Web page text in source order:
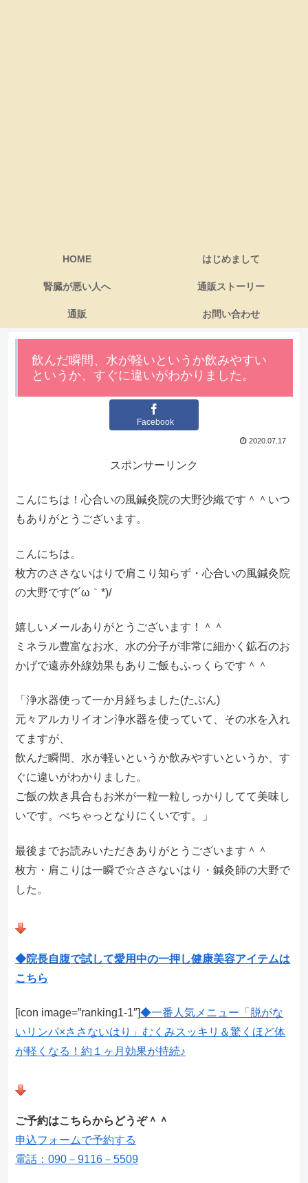
HOME はじめまして
腎臓が悪い人へ 通販ストーリー
通販 お問い合わせ
飲んだ瞬間、水が軽いというか飲みやすい
というか、すぐに違いがわかりました。
Facebook
2020.07.17
スポンサーリンク
こんにちは！心合いの風鍼灸院の大野沙織です＾＾いつ
もありがとうございます。
こんにちは。
枚方のささないはりで肩こり知らず・心合いの風鍼灸院
の大野です(*´ω｀*)/
嬉しいメールありがとうございます！＾＾
ミネラル豊富なお水、水の分子が非常に細かく鉱石のお
かげで遠赤外線効果もありご飯もふっくらです＾＾
「浄水器使って一か月経ちました(たぶん)
元々アルカリイオン浄水器を使っていて、その水を入れ
てますが、
飲んだ瞬間、水が軽いというか飲みやすいというか、す
ぐに違いがわかりました。
ご飯の炊き具合もお米が一粒一粒しっかりしてて美味し
いです。べちゃっとなりにくいです。」
最後までお読みいただきありがとうございます＾＾
枚方・肩こりは一瞬で☆ささないはり・鍼灸師の大野で
した。
◆院長自腹で試して愛用中の一押し健康美容アイテムは
こちら
[icon image=”ranking1-1″]◆一番人気メニュー「脱がな
いリンパ×ささないはり」むくみスッキリ＆驚くほど体
が軽くなる！約１ヶ月効果が持続♪
ご予約はこちらからどうぞ＾＾
申込フォームで予約する
電話：090－9116－5509